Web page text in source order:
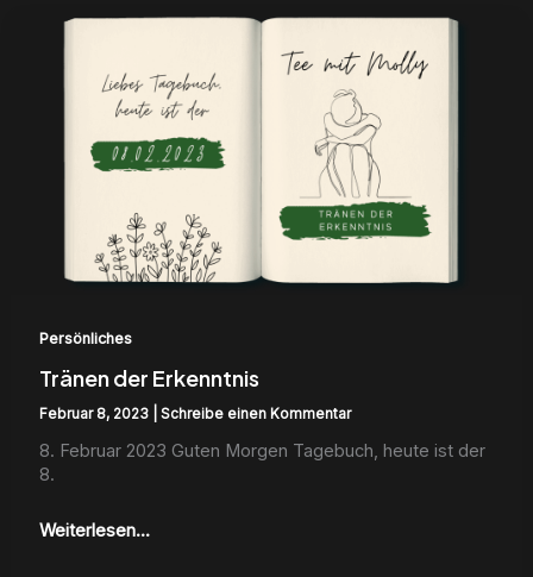
Persönliches
Tränen der Erkenntnis
Februar 8, 2023 |Schreibe einen Kommentar
8. Feb­ru­ar 2023 Guten Mor­gen Tage­buch, heute ist der
8.
Tränen
Weiterlesen...